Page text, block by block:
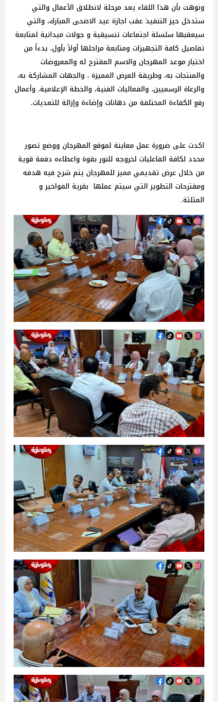
ونوهت بأن هذا اللقاء يعد مرحلة لانطلاق الأعمال والتي
ستدخل حيز التنفيذ عقب اجازة عيد الاضحى المبارك، والتي
سيعقبها سلسلة اجتماعات تنسيقية و جولات ميدانية لمتابعة
تفاصيل كافة التجهيزات ومتابعة مراحلها أولاً بأول، بدءاً من
اختيار موعد المهرجان والاسم المقترح له والمعروضات
والمنتجات به، وطريقة العرض المميزة ، والجهات المشاركة به،
والرعاة الرسميين، والفعاليات الفنية، والخطة الإعلامية، وأعمال
رفع الكفاءة المختلفة من دهانات وإضاءة وإزالة للتعديات.
اكدت على ضرورة عمل معاينة لموقع المهرجان ووضع تصور
محدد لكافة الفاعليات لخروجه للنور بقوة واعطاءه دفعة قوية
من خلال عرض تقديمي مميز للمهرجان يتم شرح فيه هدفه
ومقترحات التطوير التي سيتم عملها بقرية الفواخير و
المثلثة.